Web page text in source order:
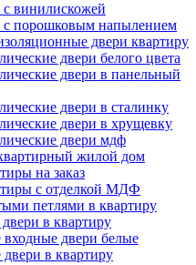
винилискожей
с порошковым напылением
двери квартиру
двери белого цвета
двери в панельный
двери в сталинку
двери в хрущевку
двери мдф
жилой дом
на заказ
с отделкой МДФ
петлями в квартиру
в квартиру
двери белые
в квартиру